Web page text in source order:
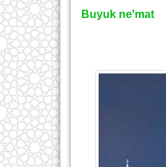
Buyuk ne'mat